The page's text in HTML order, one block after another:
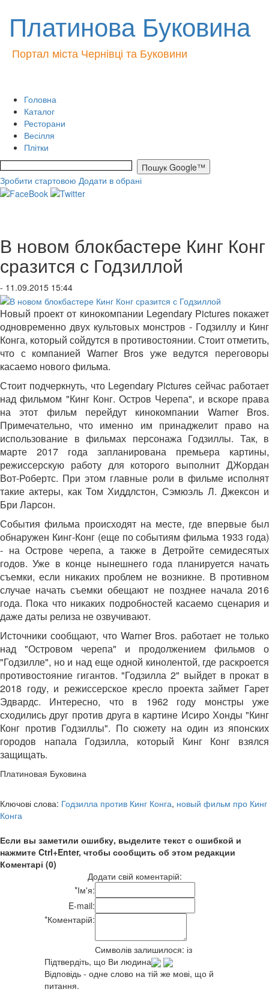
Платинова Буковина
Портал міста Чернівці та Буковини
Головна
Каталог
Ресторани
Весілля
Плітки
Зробити стартовою Додати в обрані
В новом блокбастере Кинг Конг
сразится с Годзиллой
- 11.09.2015 15:44
Новый проект от кинокомпании Legendary Pictures покажет
одновременно двух культовых монстров - Годзиллу и Кинг
Конга, который сойдутся в противостоянии. Стоит отметить,
что с компанией Warner Bros уже ведутся переговоры
касаемо нового фильма.
Стоит подчеркнуть, что Legendary Pictures сейчас работает
над фильмом "Кинг Конг. Остров Черепа", и вскоре права
на этот фильм перейдут кинокомпании Warner Bros.
Примечательно, что именно им принаджелит право на
использование в фильмах персонажа Годзиллы. Так, в
марте 2017 года запланирована премьера картины,
режиссерскую работу для которого выполнит ДЖордан
Вот-Робертс. При этом главные роли в фильме исполнят
такие актеры, как Том Хиддлстон, Сэмюэль Л. Джексон и
Бри Ларсон.
События фильма происходят на месте, где впервые был
обнаружен Кинг-Конг (еще по событиям фильма 1933 года)
- на Острове черепа, а также в Детройте семидесятых
годов. Уже в конце нынешнего года планируется начать
съемки, если никаких проблем не возникне. В противном
случае начать съемки обещают не позднее начала 2016
года. Пока что никаких подробностей касаемо сценария и
даже даты релиза не озвучивают.
Источники сообщают, что Warner Bros. работает не только
над "Островом черепа" и продолжением фильмов о
"Годзилле", но и над еще одной кинолентой, где раскроется
противостояние гигантов. "Годзилла 2" выйдет в прокат в
2018 году, и режиссерское кресло проекта займет Гарет
Эдвардс. Интересно, что в 1962 году монстры уже
сходились друг против друга в картине Исиро Хонды "Кинг
Конг против Годзиллы". По сюжету на один из японских
городов напала Годзилла, который Кинг Конг взялся
защищать.
Платиновая Буковина
Ключові слова: Годзилла против Кинг Конга, новый фильм про Кинг
Конга
Если вы заметили ошибку, выделите текст с ошибкой и
нажмите Ctrl+Enter, чтобы сообщить об этом редакции
Коментарі (0)
Додати свій коментарій:
*Ім'я:
E-mail:
*Коментарій:
Символів залишилося: із
Підтвердіть, що Ви людина
Відповідь - одне слово на тій же мові, що й
питання.